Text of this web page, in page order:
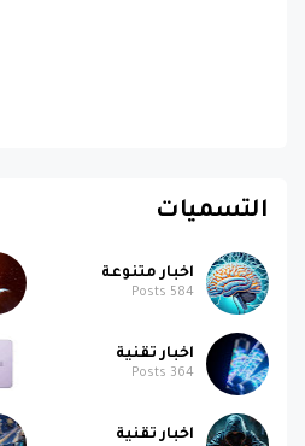
التسميات
اخبار متنوعة
584
اخبار تقنية
364
اخبار تقنية